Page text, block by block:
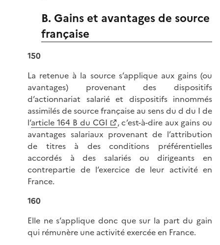
B. Gains et avantages de source
française
150
La retenue à la source s’applique aux gains (ou
avantages) provenant des dispositifs
d’actionnariat salarié et dispositifs innommés
assimilés de source française au sens du d du I de
l’article 164 B du CGI
, c’est-à-dire aux gains ou
avantages salariaux provenant de l’attribution
de titres à des conditions préférentielles
accordés à des salariés ou dirigeants en
contrepartie de l’exercice de leur activité en
France.
160
Elle ne s’applique donc que sur la part du gain
qui rémunère une activité exercée en France.